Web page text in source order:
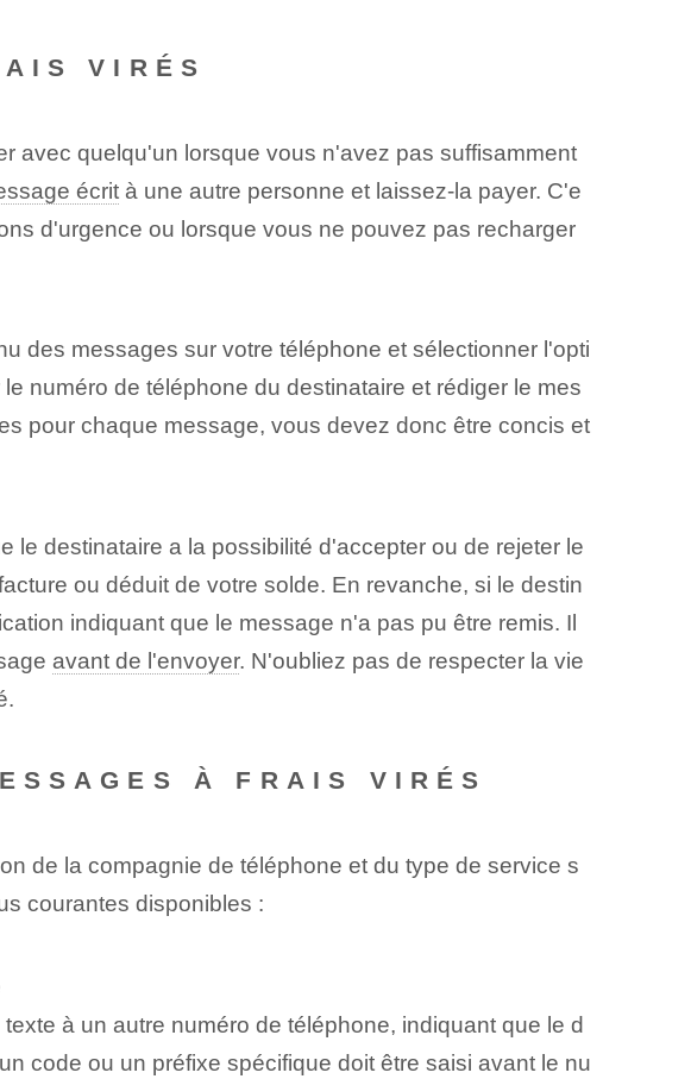
VIRÉS
avec quelqu'un lorsque vous n'avez pas suffisamment
écrità une autre personne et laissez-la payer. C'e
d'urgence ‌ou⁢ lorsque vous ne pouvez pas recharger
des messages sur votre téléphone et sélectionner l'opti
numéro de téléphone du destinataire et rédiger le mes
pour chaque message⁤, vous devez donc être concis et
le destinataire a la possibilité d'accepter ou de rejeter le
ou déduit de votre solde. En revanche, si le destin
indiquant que le message n'a pas pu être remis. Il
avant de l'envoyer. ⁣N'oubliez pas de respecter‌ la vie
À FRAIS VIRÉS
de la compagnie de téléphone et du type de service s
courantes disponibles :
à un autre numéro de téléphone, indiquant que le d
code ou un préfixe spécifique doit être saisi avant le nu